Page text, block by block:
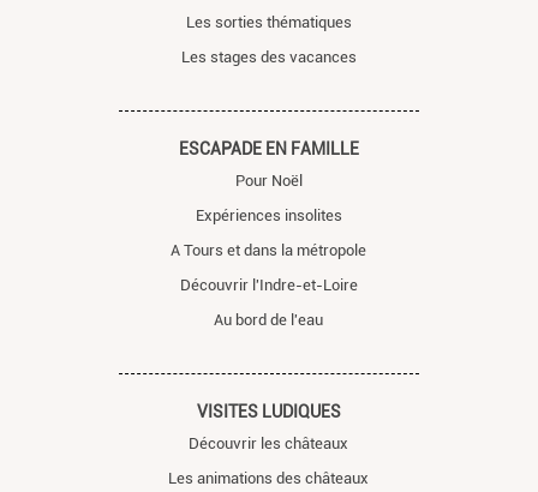
Les sorties thématiques
Les stages des vacances
ESCAPADE EN FAMILLE
Pour Noël
Expériences insolites
A Tours et dans la métropole
Découvrir l'Indre-et-Loire
Au bord de l'eau
VISITES LUDIQUES
Découvrir les châteaux
Les animations des châteaux